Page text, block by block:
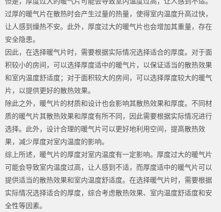
过厚的暖气片在散热时会产生过量的热量，使得室内温度升高过快，
让人感到燥热不安。此外，厚度过大的暖气片也会增加其重量，存在
安全隐患。
因此，在选择暖气片时，需要根据实际情况选择适合的厚度。对于面
积较小的房间，可以选择厚度适中的暖气片，以保证适当的散热效果
和室内温度舒适度；对于面积较大的房间，可以选择厚度较大的暖气
片，以提供更好的散热效果。
除此之外，暖气片的材质和设计也会影响其散热效果和厚度。不同材
质的暖气片其散热效果和厚度有所不同，因此需要根据实际情况进行
选择。此外，设计合理的暖气片可以更好地利用空间，提高散热效
果，减少厚度对室内温度的影响。
综上所述，暖气片的厚度对室内温度有一定影响。厚度过大的暖气片
可能会导致室内温度过高，让人感到不适，而厚度适中的暖气片可以
提供适当的散热效果和室内温度舒适度。在选择暖气片时，需要根据
实际情况选择适合的厚度，综合考虑散热效果、室内温度舒适度和安
全性等因素。